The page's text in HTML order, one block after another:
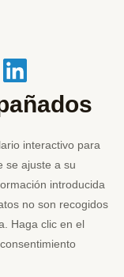
interactivo para
se ajuste a su
introducida
no son recogidos
Haga clic en el